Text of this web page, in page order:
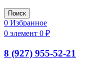
Поиск
0 Избранное
0 элемент 0 ₽
8 (927) 955-52-21